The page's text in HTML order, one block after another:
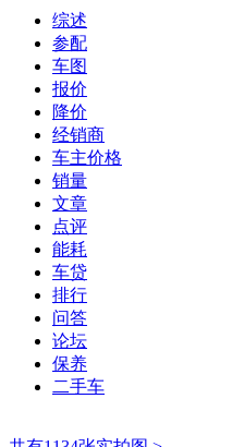
综述
参配
车图
报价
降价
经销商
车主价格
销量
文章
点评
能耗
车贷
排行
问答
论坛
保养
二手车